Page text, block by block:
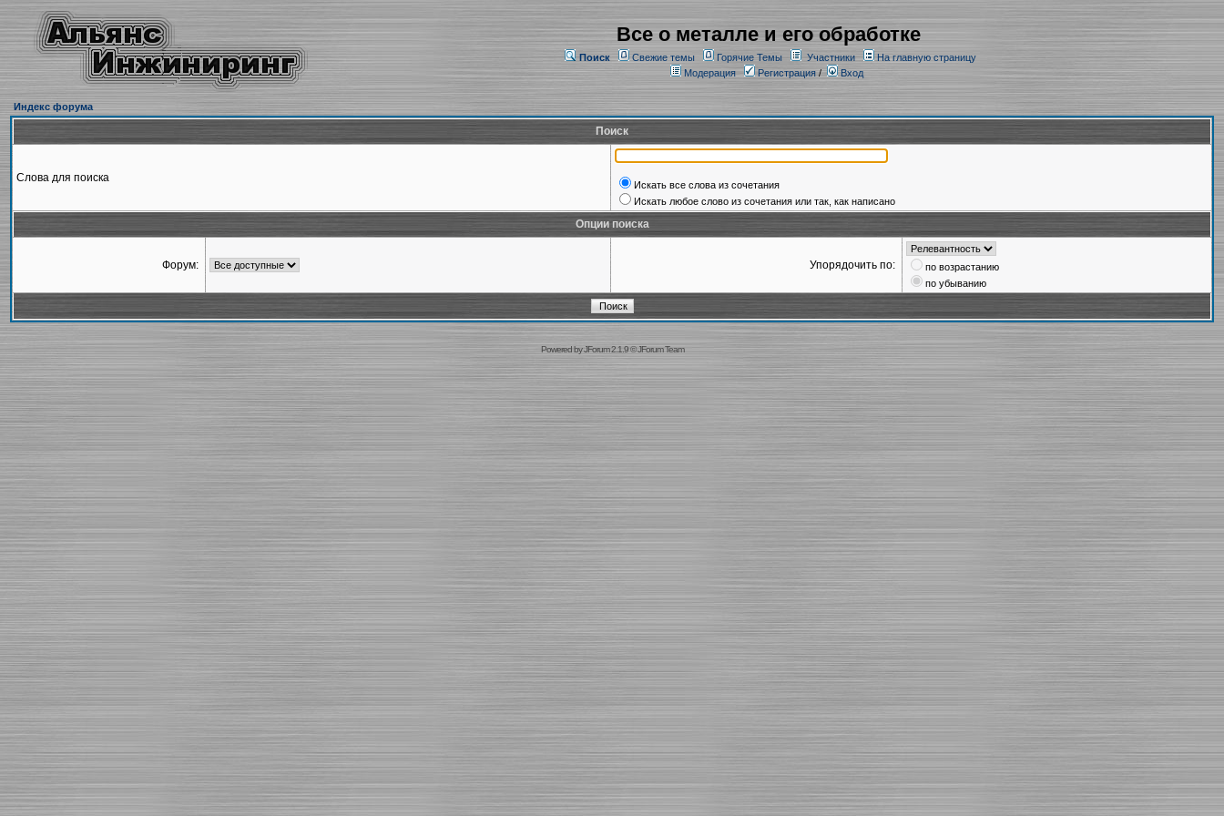
Все о металле и его обработке
Поиск Свежие темы Горячие Темы Участники
На главную страницу
Модерация
Регистрация/ Вход
Индекс форума
Поиск
Слова для поиска
Искать все слова из сочетания
Искать любое слово из сочетания или так, как написано
Опции поиска
Форум: Упорядочить по:
по возрастанию
по убыванию
Powered byJForum 2.1.9©JForum Team